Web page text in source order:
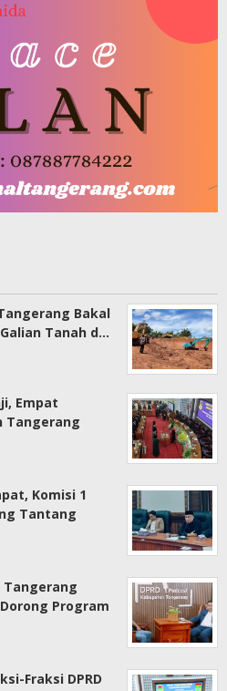
Bakal
Tanah d…
Empat
Tangerang
Komisi 1
Tantang
Tangerang
Program
Fraksi DPRD